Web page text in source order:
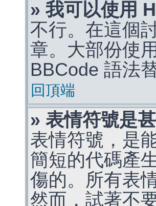
» 我可以使用
不行。在這個
章。大部份使
BBCode 語法替
回頂端
» 表情符號是
表情符號，是
簡短的代碼產
傷的。所有表
然而，試著不